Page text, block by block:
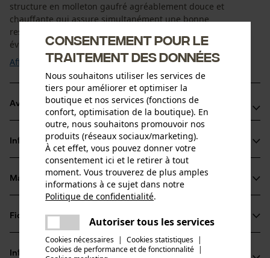
structure en molleton gaufré agréablement douce et
chauffante qui assure simultanément une bonne
respirabilité et une bonne perméabilité à la vapeur pour
éviter la surchauffe. La teneur en élasthanne ...
Afficher plus
Avantages du produit
Respirant
Agréablement souple, avec de l'élasthanne
Avec polaire gaufré à l'intérieur
Informations sur le produit
Détails du produit
Type de manche
manches longues
Matériau & entretien
Type de matériau
Fiches techniques
Fiche de données de sécurité du produit (PDF)
Informations fabricant
Consentement pour le
traitement des données
Nous souhaitons utiliser les services de
tiers pour améliorer et optimiser la
boutique et nos services (fonctions de
confort, optimisation de la boutique). En
outre, nous souhaitons promouvoir nos
produits (réseaux sociaux/marketing).
À cet effet, vous pouvez donner votre
consentement ici et le retirer à tout
moment. Vous trouverez de plus amples
informations à ce sujet dans notre
Politique de confidentialité.
Autoriser tous les services
Cookies nécessaires | Cookies statistiques |
Cookies de performance et de fonctionnalité |
Une erreur s'est produite. Veuillez
essayer encore.
partager
partager
mail